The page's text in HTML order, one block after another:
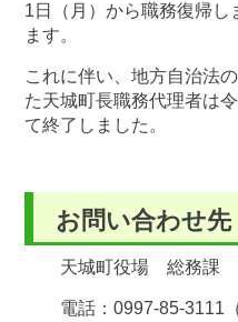
1日（月）から職務復帰し
ます。
これに伴い、地方自治法
た天城町長職務代理者は
て終了しました。
お問い合わせ先
天城町役場 総務課
電話：0997-85-